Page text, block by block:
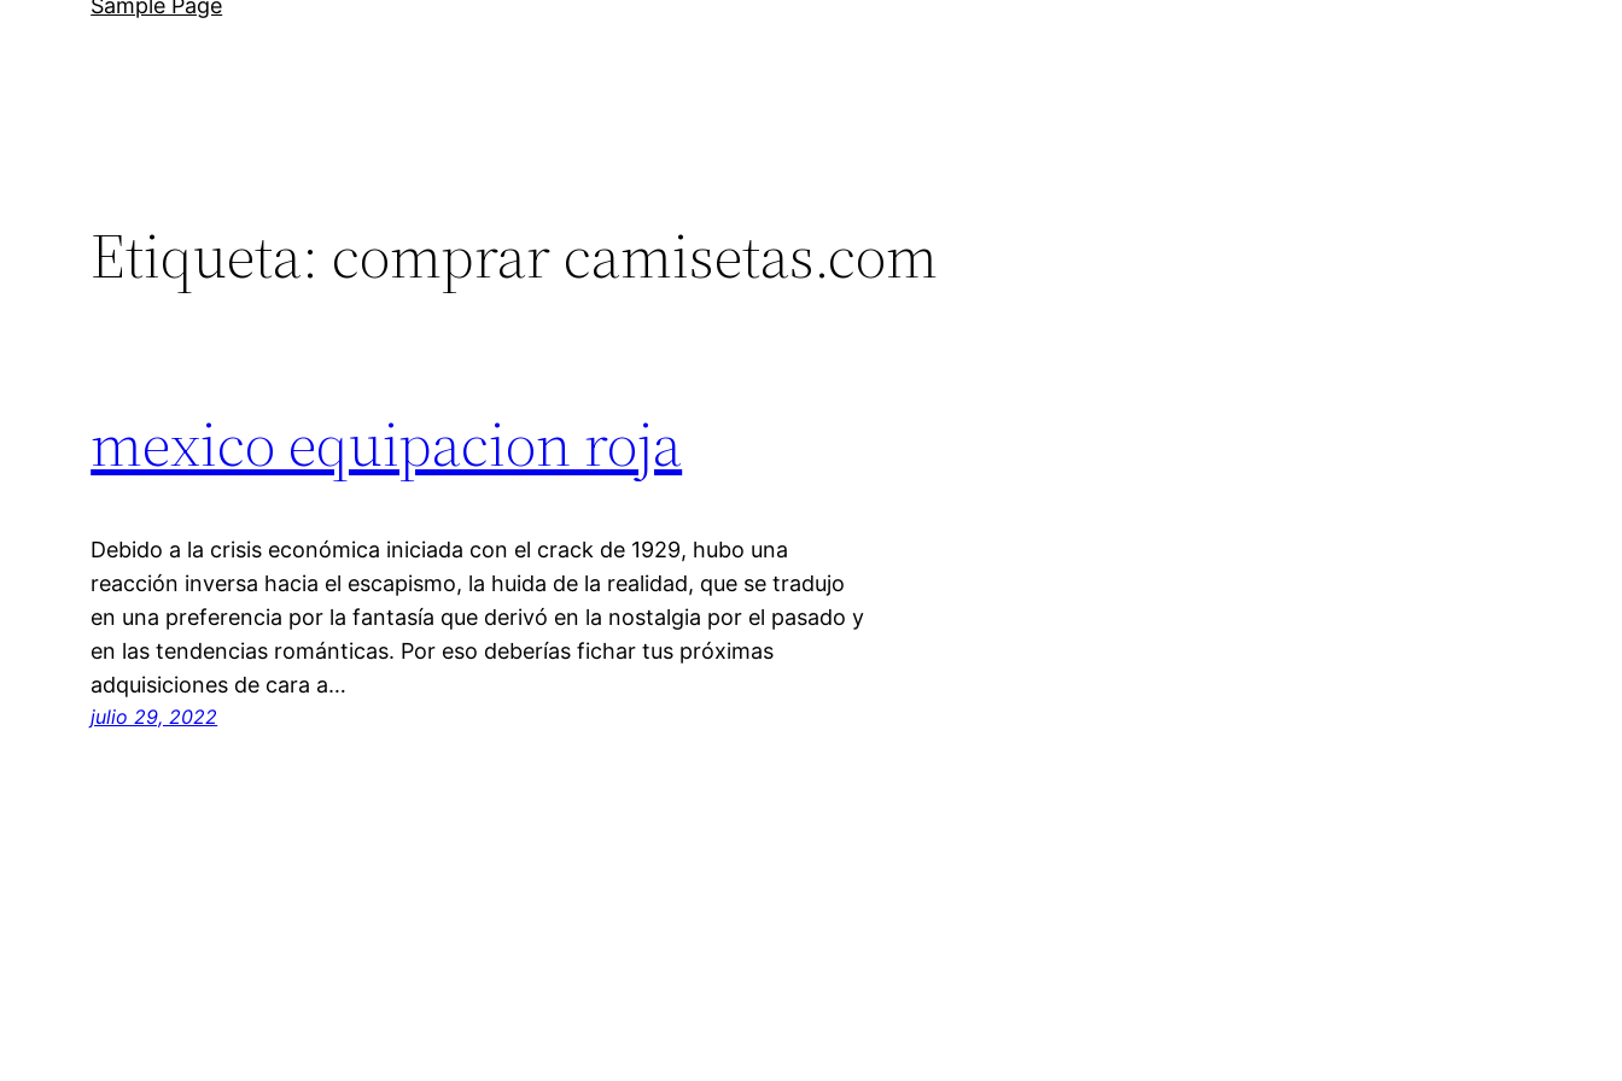
Sample Page
Etiqueta: comprar camisetas.com
mexico equipacion roja
Debido a la crisis económica iniciada con el crack de 1929, hubo una
reacción inversa hacia el escapismo, la huida de la realidad, que se tradujo
en una preferencia por la fantasía que derivó en la nostalgia por el pasado y
en las tendencias románticas. Por eso deberías fichar tus próximas
adquisiciones de cara a…
julio 29, 2022